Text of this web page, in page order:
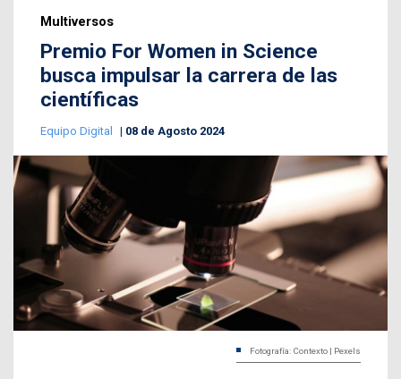
Multiversos
Premio For Women in Science
busca impulsar la carrera de las
científicas
Equipo Digital 08 de Agosto 2024
Fotografía: Contexto | Pexels